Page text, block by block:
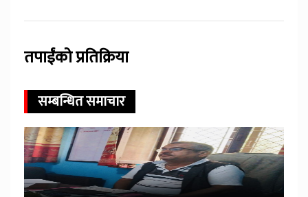
तपाईंको प्रतिक्रिया
सम्बन्धित समाचार